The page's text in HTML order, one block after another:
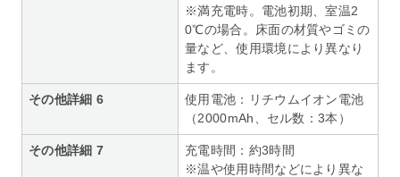
※満充電時。電池初期、室温2
0℃の場合。床面の材質やゴミの
量など、使用環境により異なり
ます。
その他詳細 6
使用電池：リチウムイオン電池
（2000mAh、セル数：3本）
その他詳細 7
充電時間：約3時間
※温や使用時間などにより異な